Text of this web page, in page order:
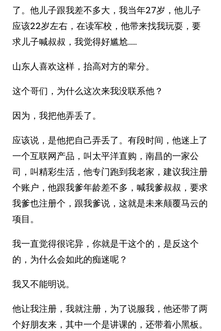
了。他儿子跟我差不多大，我当年27岁，他儿子
应该22岁左右，在读军校，他带来找我玩耍，要
求儿子喊叔叔，我觉得好尴尬……
山东人喜欢这样，抬高对方的辈分。
这个哥们，为什么这次来我没联系他？
因为，我把他弄丢了。
应该说，是他把自己弄丢了。有段时间，他迷上了
一个互联网产品，叫太平洋直购，南昌的一家公
司，叫精彩生活，他专门跑到我老家，建议我注册
个账户，他跟我爹年龄差不多，喊我爹叔叔，要求
我爹也注册个，跟我爹说，这就是未来颠覆马云的
项目。
我一直觉得很诧异，你就是干这个的，是反这个
的，为什么会如此的痴迷呢？
我又不能明说。
他让我注册，我就注册，为了说服我，他还带了两
个好朋友来，其中一个是讲课的，还带着小黑板。